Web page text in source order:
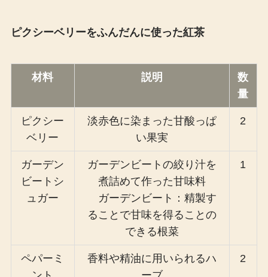
ピクシーベリーをふんだんに使った紅茶
材料 説明
数
量
ピクシー
ベリー
淡赤色に染まった甘酸っぱ
い果実
2
ガーデン
ビートシ
ュガー
ガーデンビートの絞り汁を
煮詰めて作った甘味料
ガーデンビート：精製す
ることで甘味を得ることの
できる根菜
1
ペパーミ
香料や精油に用いられるハ
2